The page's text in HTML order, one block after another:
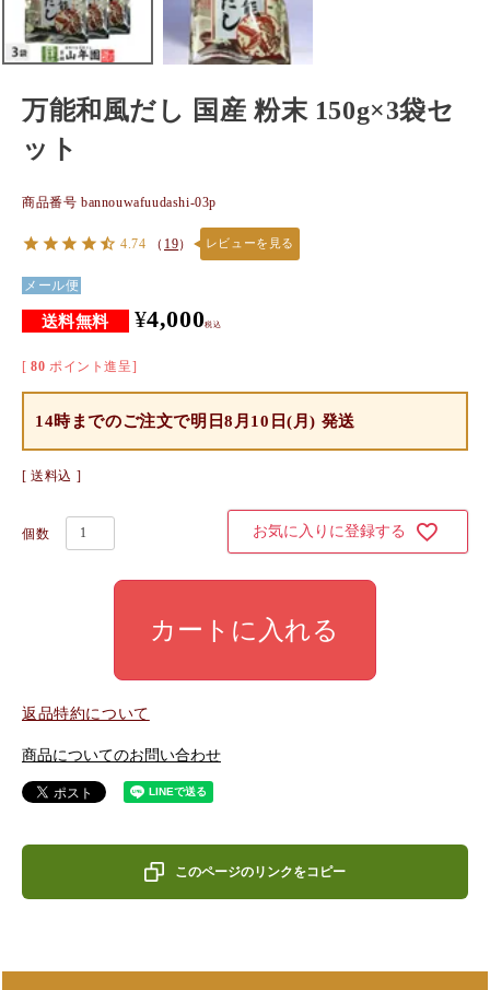
万能和風だし 国産 粉末 150g×3袋セ
ット
商品番号 bannouwafuudashi-03p
4.74 （ 19） レビューを見る
メール便
¥4,000税込
[ 80 ポイント進呈]
14時までのご注文で明日8月10日(月) 発送
送料込
お気に入りに登録する
カートに入れる
返品特約について
商品についてのお問い合わせ
このページのリンクをコピー